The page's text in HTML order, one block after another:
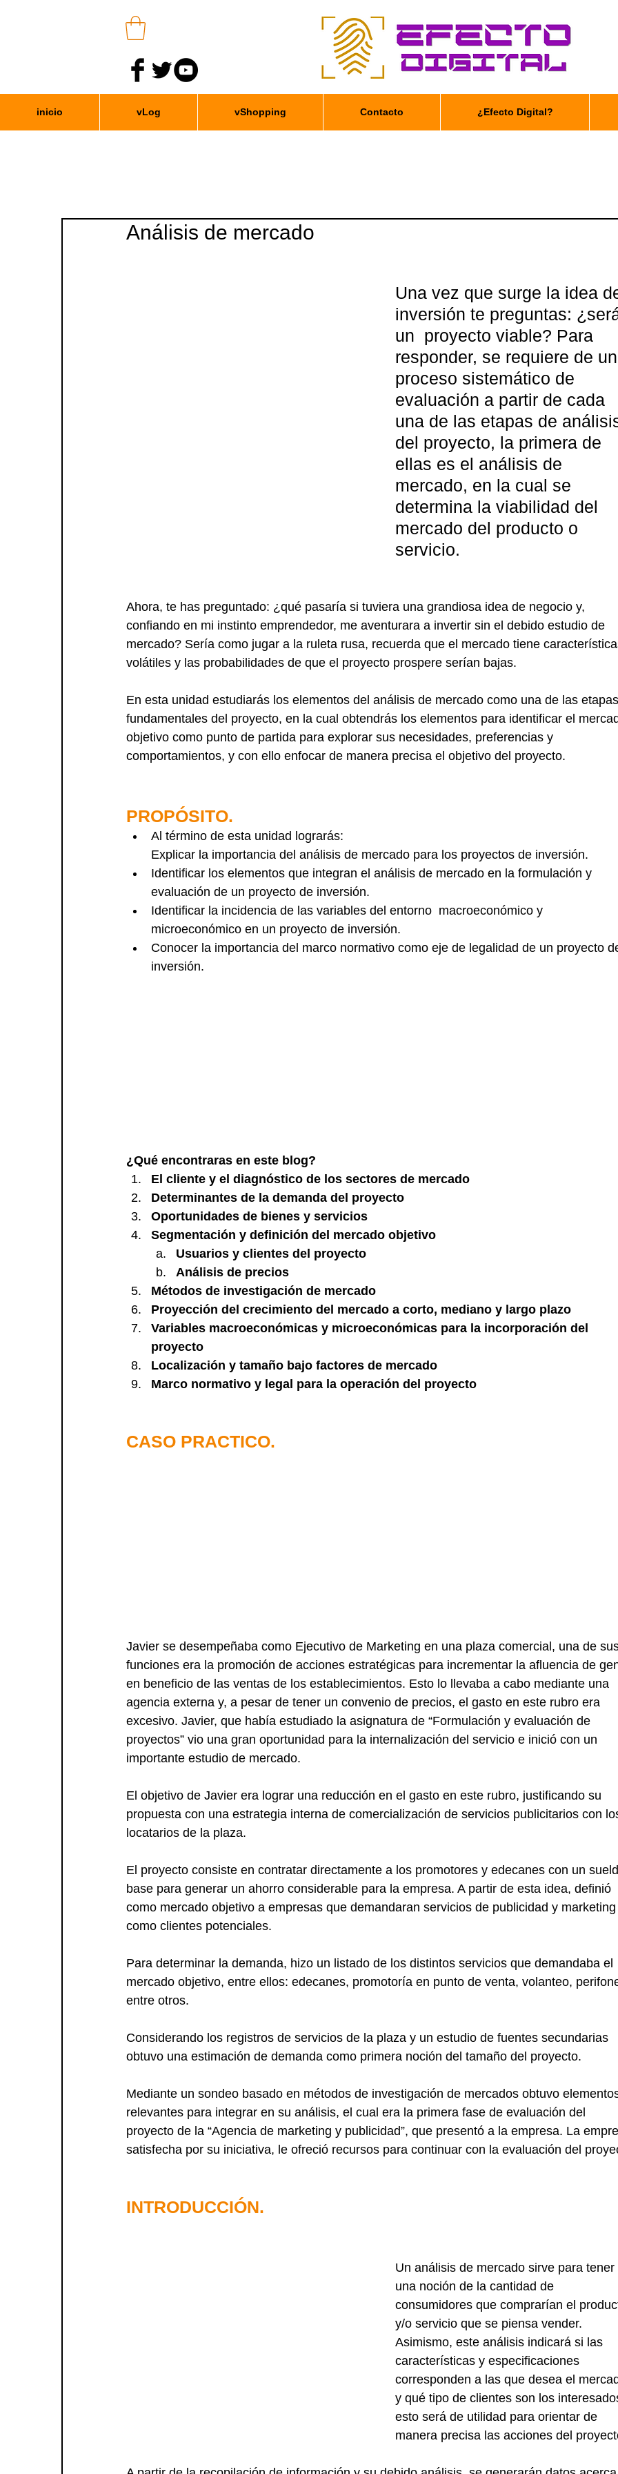
inicio vLog vShopping Contacto ¿Efecto Digital?
Análisis de mercado
Una vez que surge la idea
inversión te preguntas:
un  proyecto viable? Para
responder, se requiere de
proceso sistemático de
evaluación a partir de cada
una de las etapas de
del proyecto, la primera de
ellas es el análisis de
mercado, en la cual se
determina la viabilidad del
mercado del producto o
servicio.
Ahora, te has preguntado: ¿qué pasaría si tuviera una grandiosa idea de negocio y,
confiando en mi instinto emprendedor, me aventurara a invertir sin el debido estudio de
mercado? Sería como jugar a la ruleta rusa, recuerda que el mercado tiene
volátiles y las probabilidades de que el proyecto prospere serían bajas.
En esta unidad estudiarás los elementos del análisis de mercado como una de las
fundamentales del proyecto, en la cual obtendrás los elementos para identificar el
objetivo como punto de partida para explorar sus necesidades, preferencias y
comportamientos, y con ello enfocar de manera precisa el objetivo del proyecto.
PROPÓSITO.
Al término de esta unidad lograrás:
Explicar la importancia del análisis de mercado para los proyectos de inversión.
Identificar los elementos que integran el análisis de mercado en la formulación y
evaluación de un proyecto de inversión.
Identificar la incidencia de las variables del entorno  macroeconómico y
microeconómico en un proyecto de inversión.
Conocer la importancia del marco normativo como eje de legalidad de un proyecto
inversión.
¿Qué encontraras en este blog?
El cliente y el diagnóstico de los sectores de mercado
Determinantes de la demanda del proyecto
Oportunidades de bienes y servicios
Segmentación y definición del mercado objetivo
Usuarios y clientes del proyecto
Análisis de precios
Métodos de investigación de mercado
Proyección del crecimiento del mercado a corto, mediano y largo plazo
Variables macroeconómicas y microeconómicas para la incorporación del
proyecto
Localización y tamaño bajo factores de mercado
Marco normativo y legal para la operación del proyecto
CASO PRACTICO.
Javier se desempeñaba como Ejecutivo de Marketing en una plaza comercial, una de
funciones era la promoción de acciones estratégicas para incrementar la afluencia de
en beneficio de las ventas de los establecimientos. Esto lo llevaba a cabo mediante una
agencia externa y, a pesar de tener un convenio de precios, el gasto en este rubro era
excesivo. Javier, que había estudiado la asignatura de “Formulación y evaluación de
proyectos” vio una gran oportunidad para la internalización del servicio e inició con un
importante estudio de mercado.
El objetivo de Javier era lograr una reducción en el gasto en este rubro, justificando su
propuesta con una estrategia interna de comercialización de servicios publicitarios con
locatarios de la plaza.
El proyecto consiste en contratar directamente a los promotores y edecanes con un
base para generar un ahorro considerable para la empresa. A partir de esta idea, definió
como mercado objetivo a empresas que demandaran servicios de publicidad y
como clientes potenciales.
Para determinar la demanda, hizo un listado de los distintos servicios que demandaba el
mercado objetivo, entre ellos: edecanes, promotoría en punto de venta, volanteo,
entre otros.
Considerando los registros de servicios de la plaza y un estudio de fuentes secundarias
obtuvo una estimación de demanda como primera noción del tamaño del proyecto.
Mediante un sondeo basado en métodos de investigación de mercados obtuvo
relevantes para integrar en su análisis, el cual era la primera fase de evaluación del
proyecto de la “Agencia de marketing y publicidad”, que presentó a la empresa. La
satisfecha por su iniciativa, le ofreció recursos para continuar con la evaluación del
INTRODUCCIÓN.
Un análisis de mercado sirve para tener
una noción de la cantidad de
consumidores que comprarían el
y/o servicio que se piensa vender.
Asimismo, este análisis indicará si las
características y especificaciones
corresponden a las que desea el
y qué tipo de clientes son los
esto será de utilidad para orientar de
manera precisa las acciones del